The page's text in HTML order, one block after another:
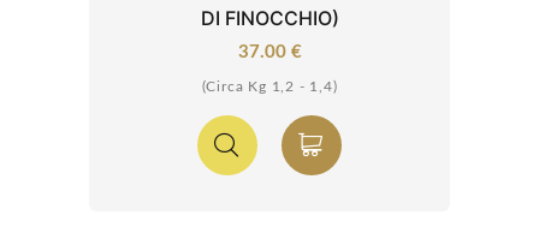
DI FINOCCHIO)
37.00 €
(Circa Kg 1,2 - 1,4)